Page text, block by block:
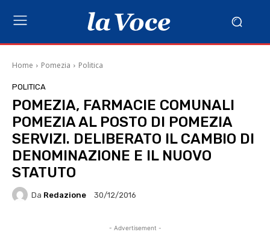
Home Pomezia Politica
POLITICA
POMEZIA, FARMACIE COMUNALI
POMEZIA AL POSTO DI POMEZIA
SERVIZI. DELIBERATO IL CAMBIO DI
DENOMINAZIONE E IL NUOVO
STATUTO
Da Redazione 30/12/2016
- Advertisement -